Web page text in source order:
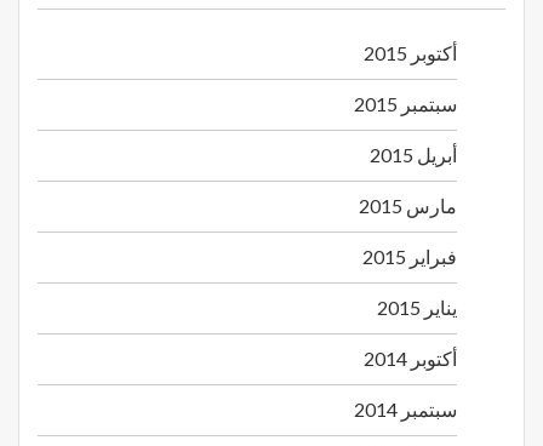
أكتوبر 2015
سبتمبر 2015
أبريل 2015
مارس 2015
فبراير 2015
يناير 2015
أكتوبر 2014
سبتمبر 2014